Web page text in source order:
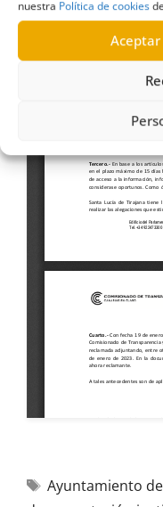
nuestra Política de cookies
Ayuntamiento